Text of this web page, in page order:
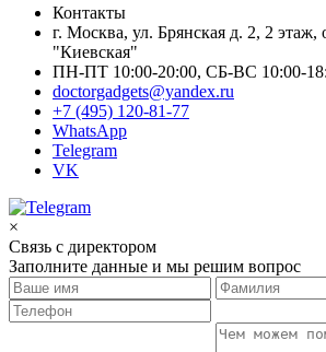
Контакты
г. Москва, ул. Брянская д. 2, 2
"Киевская"
ПН-ПТ 10:00-20:00, СБ-ВС 10:00-
doctorgadgets@yandex.ru
+7 (495) 120-81-77
WhatsApp
Telegram
VK
×
Связь с директором
Заполните данные и мы решим вопрос